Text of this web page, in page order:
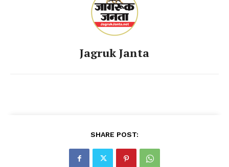
Jagruk Janta
SHARE POST: